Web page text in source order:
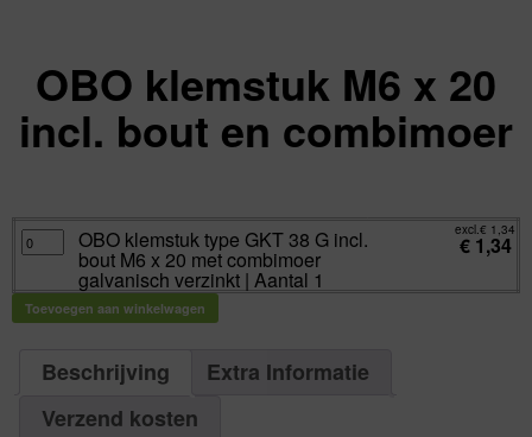
OBO klemstuk M6 x 20
incl. bout en combimoer
OBO
klemstuk
type
G
incl.
bout
verzinkt
OBO klemstuk type GKT 38 G incl.
bout M6 x 20 met combimoer
galvanisch verzinkt | Aantal 1
excl.€ 1,34
€ 1,34
Toevoegen aan winkelwagen
Beschrijving
Extra Informatie
Verzend kosten